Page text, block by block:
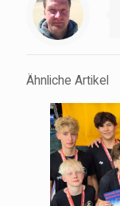
Ähnliche Artikel